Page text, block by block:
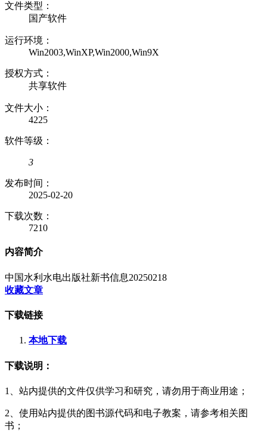
文件类型：
国产软件
运行环境：
Win2003,WinXP,Win2000,Win9X
授权方式：
共享软件
文件大小：
4225
软件等级：
3
发布时间：
2025-02-20
下载次数：
7210
内容简介
中国水利水电出版社新书信息20250218
收藏文章
下载链接
本地下载
下载说明：
1、站内提供的文件仅供学习和研究，请勿用于商业用途；
2、使用站内提供的图书源代码和电子教案，请参考相关图
书；